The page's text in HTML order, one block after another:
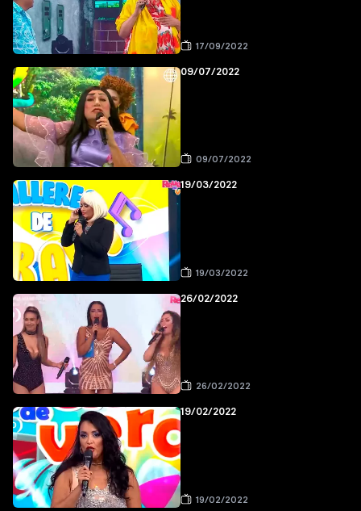
17/09/2022
09/07/2022
09/07/2022
19/03/2022
19/03/2022
26/02/2022
26/02/2022
19/02/2022
19/02/2022